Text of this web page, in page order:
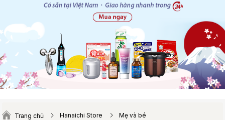
Trang chủ Hanaichi Store Mẹ và bé